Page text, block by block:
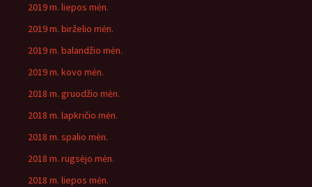
2019 m. liepos mėn.
2019 m. birželio mėn.
2019 m. balandžio mėn.
2019 m. kovo mėn.
2018 m. gruodžio mėn.
2018 m. lapkričio mėn.
2018 m. spalio mėn.
2018 m. rugsėjo mėn.
2018 m. liepos mėn.